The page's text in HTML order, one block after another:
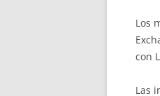
Los
con
Las